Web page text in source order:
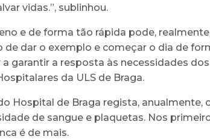
vidas.”, sublinhou.
e de forma tão rápida pode,
de dar o exemplo e começar o dia de
garantir a resposta às necessidades
da ULS de Braga.
Hospital de Braga regista,
de sangue e plaquetas. Nos
é de mais.